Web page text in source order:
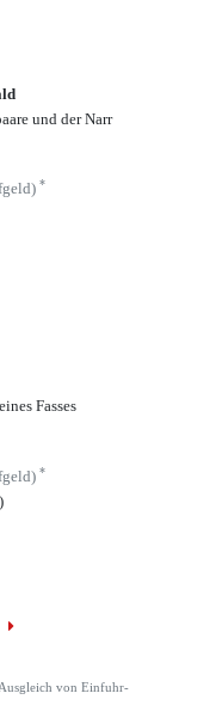
und der Narr
*
Fasses
*
Next
von Einfuhr-